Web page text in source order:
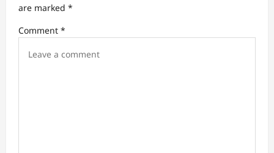
are marked *
Comment *